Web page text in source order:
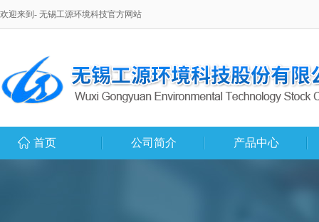
欢迎来到- 无锡工源环境科技官方网站
首页 公司简介 产品中心